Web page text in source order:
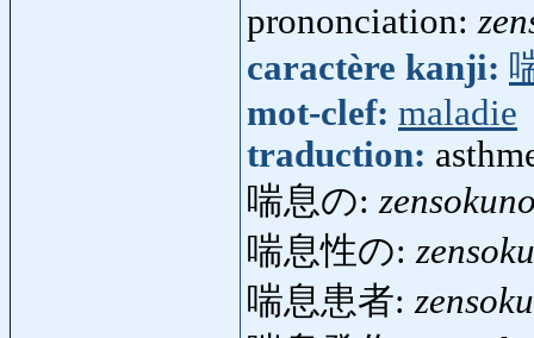
prononciation:
caractère kanji:
mot-clef: maladie
traduction:
喘息の:
喘息性の:
喘息患者: